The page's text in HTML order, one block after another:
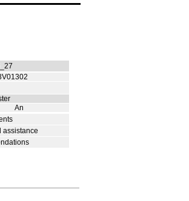
An
assistance